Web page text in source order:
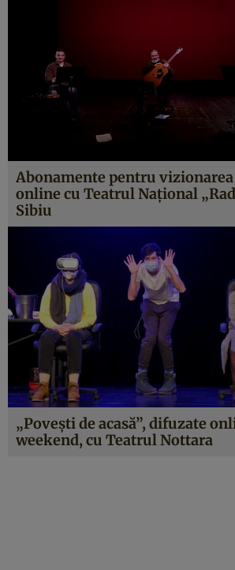
Abonamente pentru
online cu Teatrul Național
Sibiu
„Povești de acasă”, difuzate
weekend, cu Teatrul Nottara